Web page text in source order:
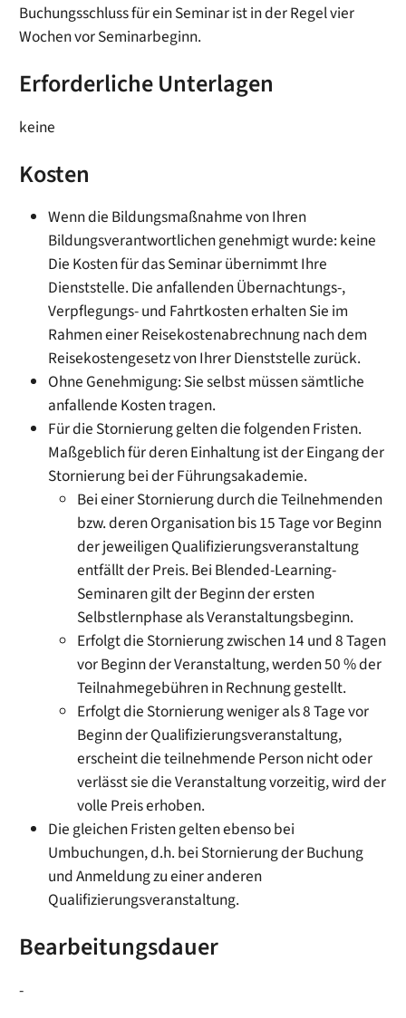
Buchungsschluss für ein Seminar ist in der Regel vier
Wochen vor Seminarbeginn.
Erforderliche Unterlagen
keine
Kosten
Wenn die Bildungsmaßnahme von Ihren
Bildungsverantwortlichen genehmigt wurde: keine
Die Kosten für das Seminar übernimmt Ihre
Dienststelle. Die anfallenden Übernachtungs-,
Verpflegungs- und Fahrtkosten erhalten Sie im
Rahmen einer Reisekostenabrechnung nach dem
Reisekostengesetz von Ihrer Dienststelle zurück.
Ohne Genehmigung: Sie selbst müssen sämtliche
anfallende Kosten tragen.
Für die Stornierung gelten die folgenden Fristen.
Maßgeblich für deren Einhaltung ist der Eingang der
Stornierung bei der Führungsakademie.
Bei einer Stornierung durch die Teilnehmenden
bzw. deren Organisation bis 15 Tage vor Beginn
der jeweiligen Qualifizierungsveranstaltung
entfällt der Preis. Bei Blended-Learning-
Seminaren gilt der Beginn der ersten
Selbstlernphase als Veranstaltungsbeginn.
Erfolgt die Stornierung zwischen 14 und 8 Tagen
vor Beginn der Veranstaltung, werden 50 % der
Teilnahmegebühren in Rechnung gestellt.
Erfolgt die Stornierung weniger als 8 Tage vor
Beginn der Qualifizierungsveranstaltung,
erscheint die teilnehmende Person nicht oder
verlässt sie die Veranstaltung vorzeitig, wird der
volle Preis erhoben.
Die gleichen Fristen gelten ebenso bei
Umbuchungen, d.h. bei Stornierung der Buchung
und Anmeldung zu einer anderen
Qualifizierungsveranstaltung.
Bearbeitungsdauer
-